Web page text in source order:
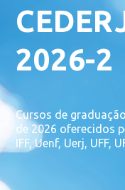
2026-2
Cursos de
de 2026 oferecidos
IFF, Uenf, Uerj, UFF,